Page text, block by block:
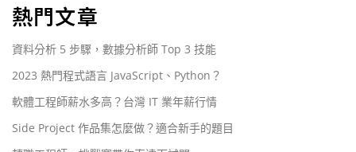
熱門文章
資料分析 5 步驟，數據分析師 Top 3 技能
2023 熱門程式語言 JavaScript、Python？
軟體工程師薪水多高？台灣 IT 業年薪行情
Side Project 作品集怎麼做？適合新手的題目